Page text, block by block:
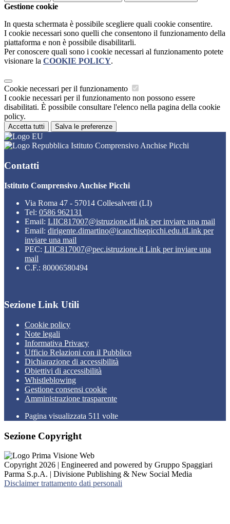
Gestione cookie
In questa schermata è possibile scegliere quali cookie consentire.
I cookie necessari sono quelli che consentono il funzionamento della
piattaforma e non è possibile disabilitarli.
Per conoscere quali sono i cookie necessari al funzionamento potete
visionare la COOKIE POLICY.
Cookie necessari per il funzionamento
I cookie necessari per il funzionamento non possono essere
disabilitati. È possibile consultare l'elenco nella pagina della cookie
policy.
Accetta tutti Salva le preferenze
Istituto Comprensivo Anchise Picchi
Contatti
Istituto Comprensivo Anchise Picchi
Via Roma 47 - 57014 Collesalvetti (LI)
Tel: 0586 962131
Email: LIIC817007@istruzione.itLink per inviare una mail
Email: dirigente.dimartino@icanchisepicchi.edu.itLink per
inviare una mail
PEC: LIIC817007@pec.istruzione.it Link per inviare una
mail
C.F.: 80006580494
Sezione Link Utili
Cookie policy
Note legali
Informativa Privacy
Ufficio Relazioni con il Pubblico
Dichiarazione di accessibilità
Obiettivi di accessibilità
Whistleblowing
Gestione consensi cookie
Amministrazione trasparente
Pagina visualizzata 511 volte
Sezione Copyright
Copyright 2026 | Engineered and powered by Gruppo Spaggiari
Parma S.p.A. | Divisione Publishing & New Social Media
Disclaimer trattamento dati personali